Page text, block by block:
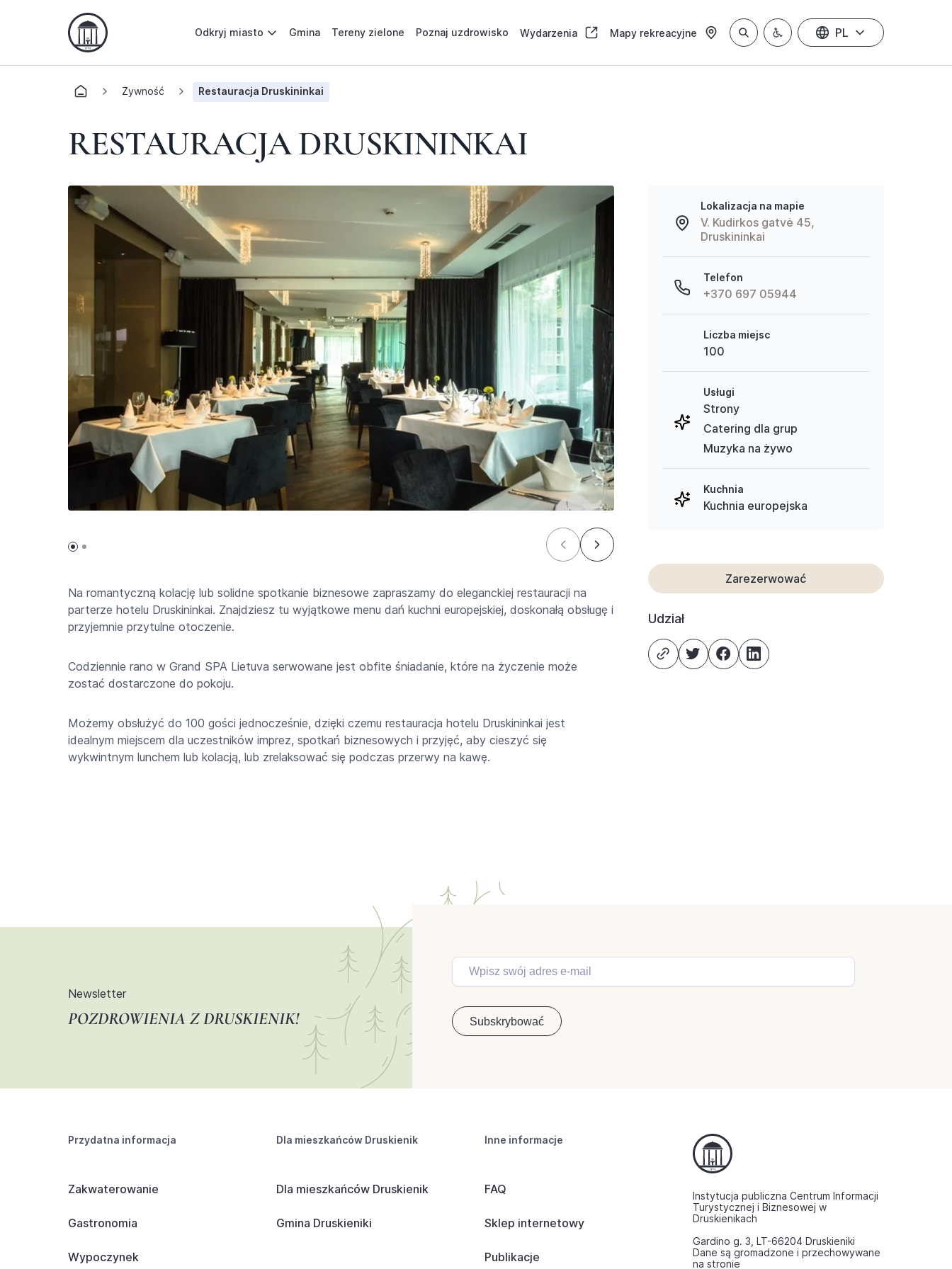
Odkryj miasto Gmina Tereny zielone Poznaj uzdrowisko Wydarzenia Mapy rekreacyjne PL
Żywność Restauracja Druskininkai
RESTAURACJA DRUSKININKAI
Na romantyczną kolację lub solidne spotkanie biznesowe zapraszamy do eleganckiej restauracji na
parterze hotelu Druskininkai. Znajdziesz tu wyjątkowe menu dań kuchni europejskiej, doskonałą obsługę i
przyjemnie przytulne otoczenie.
Codziennie rano w Grand SPA Lietuva serwowane jest obfite śniadanie, które na życzenie może
zostać dostarczone do pokoju.
Możemy obsłużyć do 100 gości jednocześnie, dzięki czemu restauracja hotelu Druskininkai jest
idealnym miejscem dla uczestników imprez, spotkań biznesowych i przyjęć, aby cieszyć się
wykwintnym lunchem lub kolacją, lub zrelaksować się podczas przerwy na kawę.
Lokalizacja na mapie
V. Kudirkos gatvė 45,
Druskininkai
Telefon
+370 697 05944
Liczba miejsc
100
Usługi
Strony
Catering dla grup
Muzyka na żywo
Kuchnia
Kuchnia europejska
Zarezerwować
Udział
Newsletter
POZDROWIENIA Z DRUSKIENIK!
Przydatna informacja
Zakwaterowanie
Gastronomia
Wypoczynek
Dla mieszkańców Druskienik
Dla mieszkańców Druskienik
Gmina Druskieniki
Inne informacje
FAQ
Sklep internetowy
Publikacje
Instytucja publiczna Centrum Informacji
Turystycznej i Biznesowej w
Druskienikach
Gardino g. 3, LT-66204 Druskieniki
Dane są gromadzone i przechowywane
na stronie